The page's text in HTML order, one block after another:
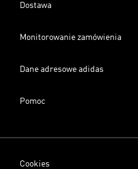
Dostawa
Monitorowanie zamówienia
Dane adresowe adidas
Pomoc
Cookies